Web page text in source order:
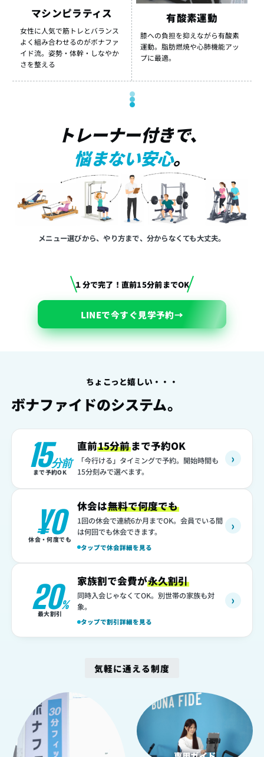
マシンピラティス
女性に人気で筋トレとバランス
よく組み合わせるのがボナファ
イド流。姿勢・体幹・しなやか
さを整える
有酸素運動
膝への負担を抑えながら有酸素
運動。脂肪燃焼や心肺機能アッ
プに最適。
トレーナー付きで、
悩まない安心。
メニュー選びから、やり方まで、分からなくても大丈夫。
１分で完了！直前15分前までOK
LINEで今すぐ見学予約→
ちょこっと嬉しい・・・
ボナファイドのシステム。
15分前
まで予約OK
直前15分前まで予約OK
「今行ける」タイミングで予約。開始時間も
15分刻みで選べます。
›
¥0
休会・何度でも
休会は無料で何度でも
1回の休会で連続6か月までOK。会員でいる間
は何回でも休会できます。
タップで休会詳細を見る
›
20%
最大割引
家族割で会費が永久割引
同時入会じゃなくてOK。別世帯の家族も対
象。
タップで割引詳細を見る
›
気軽に通える制度
2